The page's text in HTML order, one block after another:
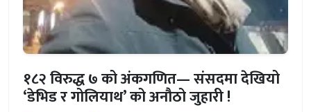
१८२ विरुद्ध ७ को अंकगणित— संसदमा देखियो
‘डेभिड र गोलियाथ’ को अनौठो जुहारी !